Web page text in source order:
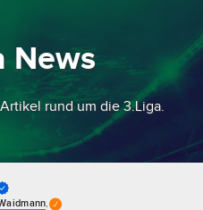
News
rund um die 3.Liga.
,